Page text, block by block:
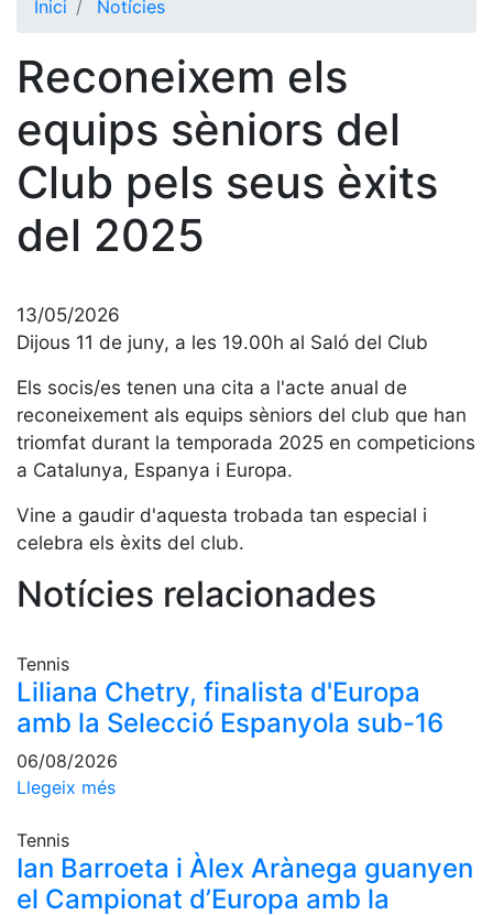
Història
La nostra
història
Cronologia
Presidents
Organització
directiva
Comissions
Estructura
executiva
Fundació
Instal·lacions
Freqüents
(FAQs)
nosaltres
Àrea esportiva
Tennis
Escola de
Next Gen
Palmarès
Inici Notícies
Reconeixem els
equips sèniors del
Club pels seus èxits
del 2025
13/05/2026
Dijous 11 de juny, a les 19.00h al Saló del Club
Els socis/es tenen una cita a l'acte anual de
reconeixement als equips sèniors del club que han
triomfat durant la temporada 2025 en competicions
a Catalunya, Espanya i Europa.
Vine a gaudir d'aquesta trobada tan especial i
celebra els èxits del club.
Notícies relacionades
Tennis
Liliana Chetry, finalista d'Europa
amb la Selecció Espanyola sub-16
06/08/2026
Llegeix més
Tennis
Ian Barroeta i Àlex Arànega guanyen
el Campionat d’Europa amb la